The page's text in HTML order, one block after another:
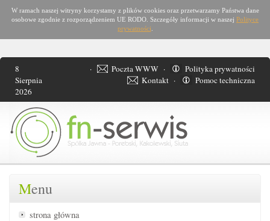
W ramach naszej witryny korzystamy z plików cookies oraz przetwarzamy Państwa dane
osobowe zgodnie z rozporządzeniem UE RODO. Szczegóły informacji w naszej Polityce
prywatności
8
Sierpnia
2026
Polityka prywatności
·
Poczta WWW
·
Pomoc techniczna
·
Kontakt
Menu
strona główna